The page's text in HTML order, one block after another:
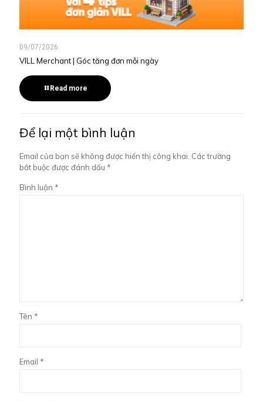
09/07/2026
VILL Merchant | Góc tăng đơn mỗi ngày
Read more
Để lại một bình luận
Email của bạn sẽ không được hiển thị công khai. Các trường
bắt buộc được đánh dấu *
Bình luận *
Tên *
Email *